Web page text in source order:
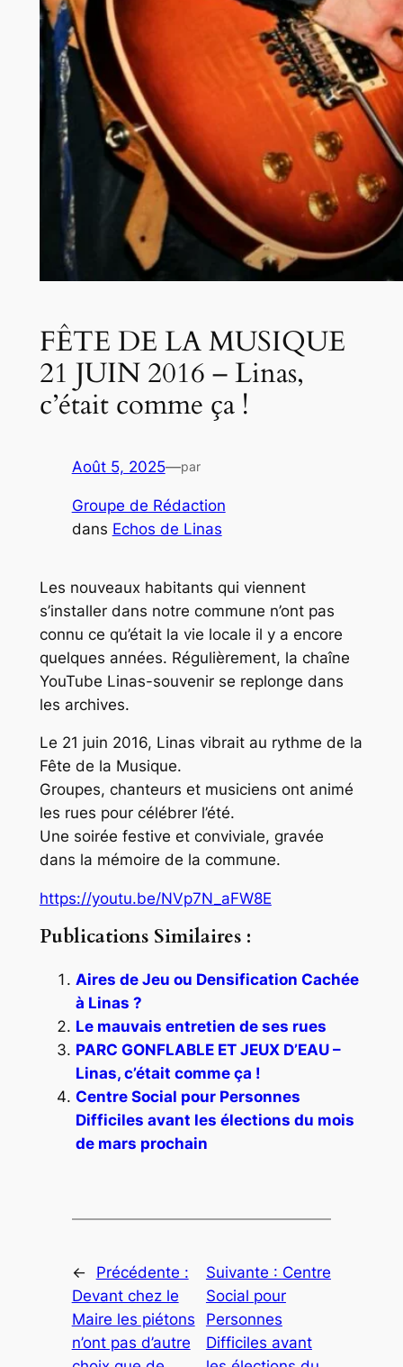
FÊTE DE LA MUSIQUE
21 JUIN 2016 – Linas,
c’était comme ça !
Août 5, 2025—par
Groupe de Rédaction
dans Echos de Linas
Les nouveaux habitants qui viennent
s’installer dans notre commune n’ont pas
connu ce qu’était la vie locale il y a encore
quelques années. Régulièrement, la chaîne
YouTube Linas-souvenir se replonge dans
les archives.
Le 21 juin 2016, Linas vibrait au rythme de la
Fête de la Musique.
Groupes, chanteurs et musiciens ont animé
les rues pour célébrer l’été.
Une soirée festive et conviviale, gravée
dans la mémoire de la commune.
https://youtu.be/NVp7N_aFW8E
Publications Similaires :
Aires de Jeu ou Densification Cachée
à Linas ?
Le mauvais entretien de ses rues
PARC GONFLABLE ET JEUX D’EAU –
Linas, c’était comme ça !
Centre Social pour Personnes
Difficiles avant les élections du mois
de mars prochain
←
Précédente :
Devant chez le
Maire les piétons
n’ont pas d’autre
Suivante : Centre
Social pour
Personnes
Difficiles avant